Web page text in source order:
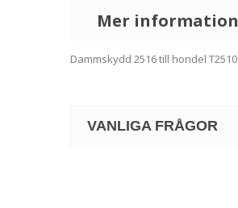
Mer information
Dammskydd 2516 till hondel T2510
VANLIGA FRÅGOR